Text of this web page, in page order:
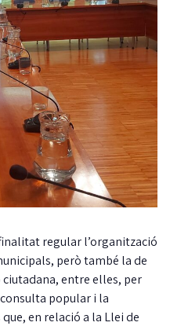
regular l’organització
però també la de
entre elles, per
popular i la
en relació a la Llei de